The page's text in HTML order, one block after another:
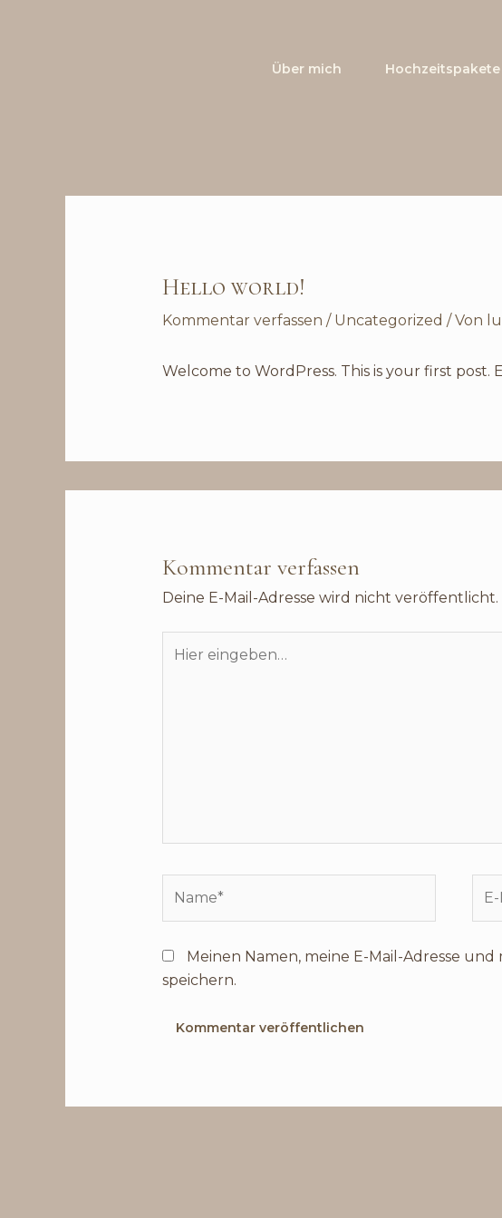
Über mich Hochzeitspakete
Hello world!
Kommentar verfassen / Uncategorized / Von
Welcome to WordPress. This is your first
Kommentar verfassen
Deine E-Mail-Adresse wird nicht veröffentlicht.
eingeben…
Mail-
Meinen Namen, meine E-Mail-Adresse
speichern.